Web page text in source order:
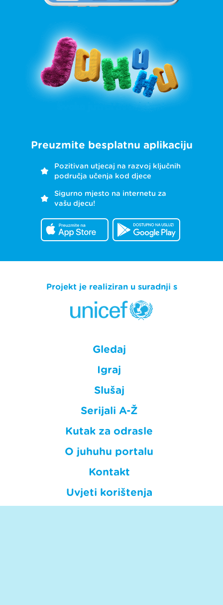
Preuzmite besplatnu aplikaciju
Pozitivan utjecaj na razvoj ključnih
područja učenja kod djece
Sigurno mjesto na internetu za
vašu djecu!
Projekt je realiziran u suradnji s
Gledaj
Igraj
Slušaj
Serijali A-Ž
Kutak za odrasle
O juhuhu portalu
Kontakt
Uvjeti korištenja